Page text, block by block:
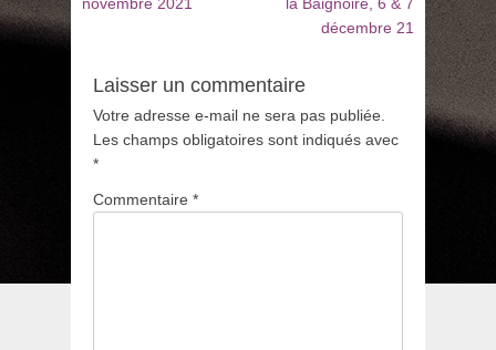
décembre 21
Laisser un commentaire
Votre adresse e-mail ne sera pas publiée.
Les champs obligatoires sont indiqués avec
*
Commentaire *